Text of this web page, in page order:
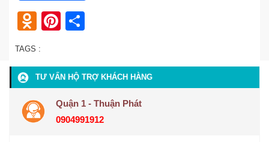
Odnoklassniki
Pinterest
TAGS :
TƯ VẤN HỘ TRỢ KHÁCH HÀNG
Quận 1 - Thuận Phát
0904991912